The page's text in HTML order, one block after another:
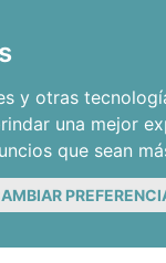
y otras
una mejor
que sean